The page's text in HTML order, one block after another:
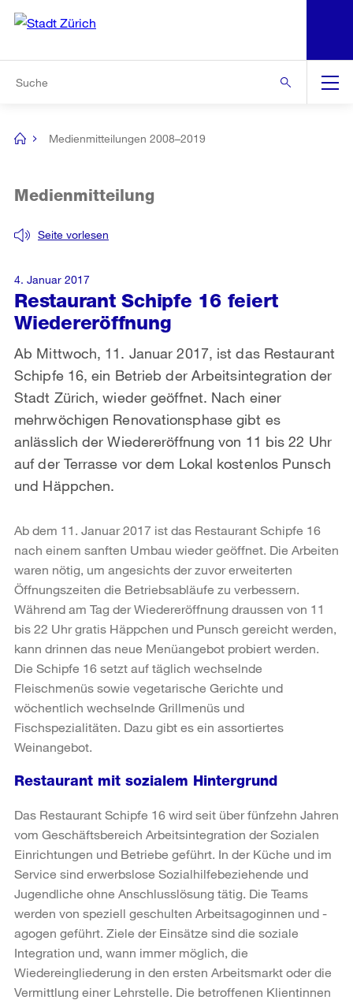
Navigation
[no
Medienmitteilungen 2008–2019
Restaurant Schipfe 16 feiert
Wiedereröffnung
Seite vorlesen
Medienmitteilung
Ab Mittwoch, 11. Januar 2017, ist das Restaurant
Schipfe 16, ein Betrieb der Arbeitsintegration der
Stadt Zürich, wieder geöffnet. Nach einer
mehrwöchigen Renovationsphase gibt es
anlässlich der Wiedereröffnung von 11 bis 22 Uhr
auf der Terrasse vor dem Lokal kostenlos Punsch
und Häppchen.
4. Januar 2017
Ab dem 11. Januar 2017 ist das Restaurant Schipfe 16
nach einem sanften Umbau wieder geöffnet. Die Arbeiten
waren nötig, um angesichts der zuvor erweiterten
Öffnungszeiten die Betriebsabläufe zu verbessern.
Während am Tag der Wiedereröffnung draussen von 11
bis 22 Uhr gratis Häppchen und Punsch gereicht werden,
kann drinnen das neue Menüangebot probiert werden.
Die Schipfe 16 setzt auf täglich wechselnde
Fleischmenüs sowie vegetarische Gerichte und
wöchentlich wechselnde Grillmenüs und
Fischspezialitäten. Dazu gibt es ein assortiertes
Weinangebot.
Restaurant mit sozialem Hintergrund
Das Restaurant Schipfe 16 wird seit über fünfzehn Jahren
vom Geschäftsbereich Arbeitsintegration der Sozialen
Einrichtungen und Betriebe geführt. In der Küche und im
Service sind erwerbslose Sozialhilfebeziehende und
Jugendliche ohne Anschlusslösung tätig. Die Teams
werden von speziell geschulten Arbeitsagoginnen und -
agogen geführt. Ziele der Einsätze sind die soziale
Integration und, wann immer möglich, die
Wiedereingliederung in den ersten Arbeitsmarkt oder die
Vermittlung einer Lehrstelle. Die betroffenen Klientinnen